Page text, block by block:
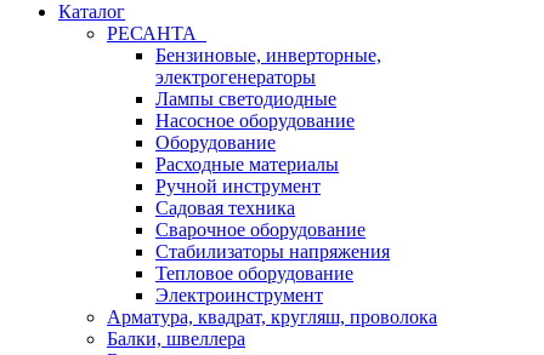
Каталог
РЕСАНТА
Бензиновые, инверторные,
электрогенераторы
Лампы светодиодные
Насосное оборудование
Оборудование
Расходные материалы
Ручной инструмент
Садовая техника
Сварочное оборудование
Стабилизаторы напряжения
Тепловое оборудование
Электроинструмент
Арматура, квадрат, кругляш, проволока
Балки, швеллера